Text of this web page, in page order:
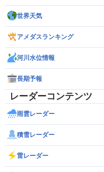
世界天気
アメダスランキング
河川水位情報
長期予報
レーダーコンテンツ
雨雲レーダー
積雪レーダー
雷レーダー